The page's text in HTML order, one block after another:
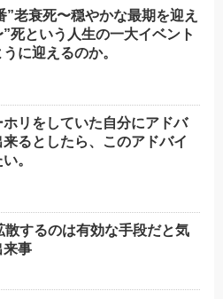
”老衰死〜穏やかな最期を迎え
死という人生の一大イベント
に迎えるのか。
ホリをしていた自分にアドバ
来るとしたら、このアドバイ
。
散するのは有効な手段だと気
来事